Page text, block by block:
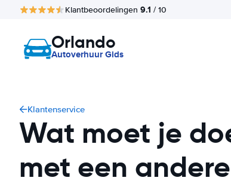
Klantbeoordelingen 9.1 / 10
Orlando
Autoverhuur Gids
Klantenservice
Wat moet je
met een